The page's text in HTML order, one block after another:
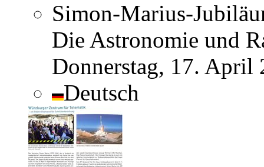
Simon-Marius-
Die Astronomie und
Donnerstag, 17. April
Deutsch